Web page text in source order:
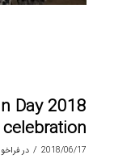
Day 2018
celebration
2018/06/17
/ در